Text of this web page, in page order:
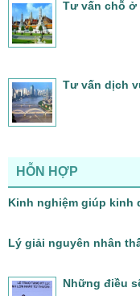
Tư vấn chỗ ở
Tư vấn dịch
HỖN HỢP
Kinh nghiệm giúp kinh
Lý giải nguyên nhân
Những điều